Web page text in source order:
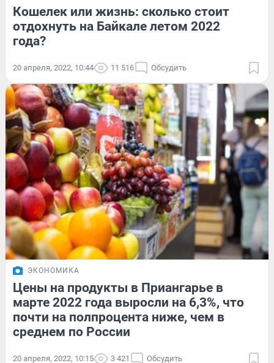
Кошелек или жизнь: сколько стоит
отдохнуть на Байкале летом 2022
года?
20 апреля, 2022, 10:44 11 516 Обсудить
ЭКОНОМИКА
Цены на продукты в Приангарье в
марте 2022 года выросли на 6,3%, что
почти на полпроцента ниже, чем в
среднем по России
20 апреля, 2022, 10:15 3 421 Обсудить